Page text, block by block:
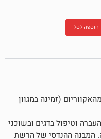
במגוון
ובשוכני
של הרשת